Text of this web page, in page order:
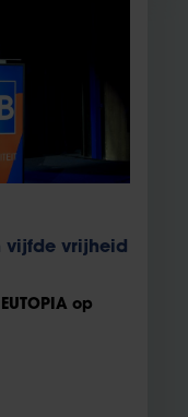
vijfde vrijheid
op